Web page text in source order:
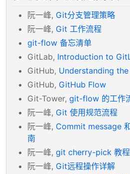
阮一峰, Git分支管理策略
阮一峰, Git 工作流程
git-flow 备忘清单
GitLab, Introduction to
GitHub, Understanding
GitHub, GitHub Flow
Git-Tower, git-flow 的工作
阮一峰, Git 使用规范流程
阮一峰, Commit message
南
阮一峰, git cherry-pick 教程
阮一峰, Git远程操作详解